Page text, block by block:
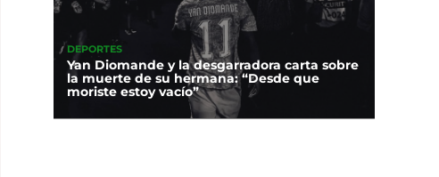
DEPORTES
Yan Diomande y la desgarradora carta sobre
la muerte de su hermana: “Desde que
moriste estoy vacío”